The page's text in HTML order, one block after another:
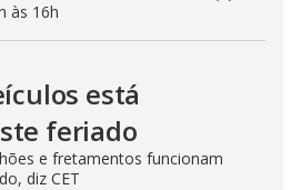
às 16h
está
feriado
e fretamentos funcionam
diz CET